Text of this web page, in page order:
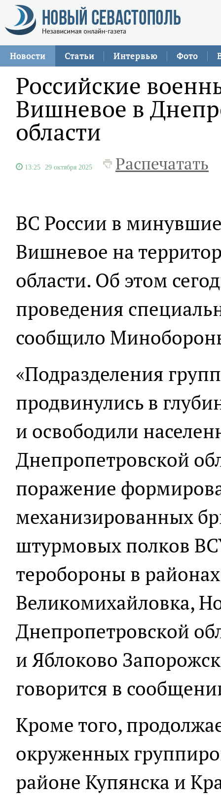
Новости Статьи Интервью Фото
Российские
Вишневое в
области
13:25 29 октября 2025 Распечатать
ВС России в
Вишневое на
области. Об этом
проведения
сообщило
«Подразделения
продвинулись в
и освободили
Днепропетровской
поражение
механизированных
штурмовых полков
теробороны в
Великомихайловка,
Днепропетровской
и Яблоково
говорится в
Кроме того,
окруженных
районе Купянска и